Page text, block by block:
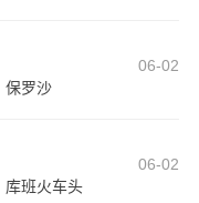
06-02
保罗沙
06-02
库班火车头